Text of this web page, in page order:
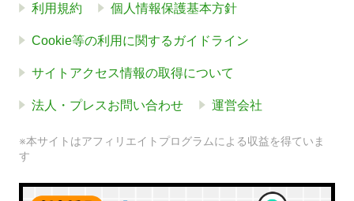
利用規約 個人情報保護基本方針
Cookie等の利用に関するガイドライン
サイトアクセス情報の取得について
法人・プレスお問い合わせ 運営会社
※本サイトはアフィリエイトプログラムによる収益を得ていま
す